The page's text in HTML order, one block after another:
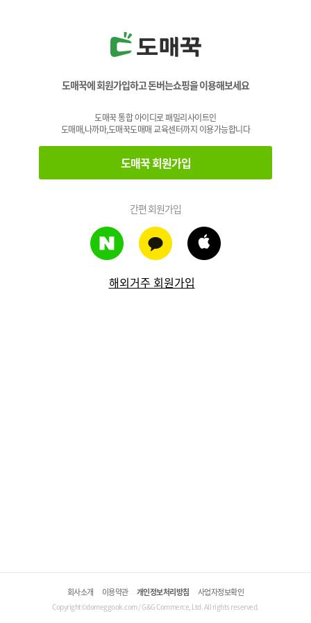
도매꾹에 회원가입하고 돈버는쇼핑을 이용해보세요
도매꾹 통합 아이디로 패밀리사이트인
도매매,나까마,도매꾹도매매 교육센터까지 이용가능합니다
도매꾹 회원가입
간편 회원가입
해외거주 회원가입
회사소개 이용약관 개인정보처리방침 사업자정보확인
Copyright©domeggook.com / G&G Commerce, Ltd. All rights reserved.